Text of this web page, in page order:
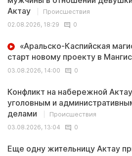
Актау
Происшествия
02.08.2026, 18:29
0
«Аральско-Каспийская
старт новому проекту в
03.08.2026, 14:00
0
Конфликт на набережной
уголовным и
делами
Происшествия
03.08.2026, 13:04
0
Еще одну жительницу Актау